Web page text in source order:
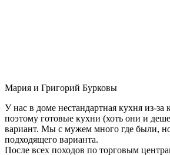
Мария и Григорий Бурковы
У нас в доме нестандартная кухня из-за
поэтому готовые кухни (хоть они и
вариант. Мы с мужем много где были,
подходящего варианта.
После всех походов по торговым